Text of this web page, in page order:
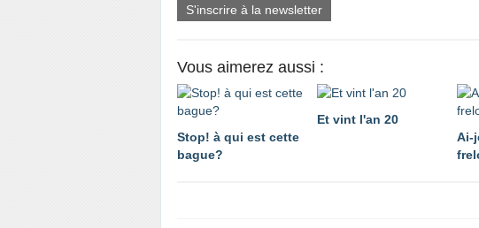
S'inscrire à la newsletter
Vous aimerez aussi :
Stop! à qui est cette
bague?
Et vint l'an 20
Ai-